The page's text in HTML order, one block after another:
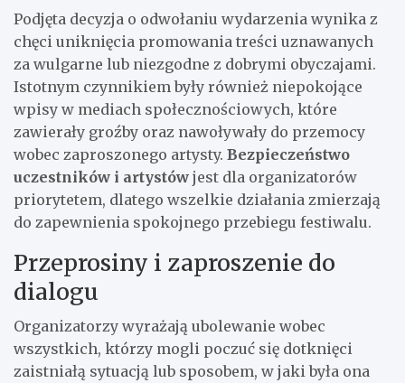
Podjęta decyzja o odwołaniu wydarzenia wynika z
chęci uniknięcia promowania treści uznawanych
za wulgarne lub niezgodne z dobrymi obyczajami.
Istotnym czynnikiem były również niepokojące
wpisy w mediach społecznościowych, które
zawierały groźby oraz nawoływały do przemocy
wobec zaproszonego artysty. Bezpieczeństwo
uczestników i artystów jest dla organizatorów
priorytetem, dlatego wszelkie działania zmierzają
do zapewnienia spokojnego przebiegu festiwalu.
Przeprosiny i zaproszenie do
dialogu
Organizatorzy wyrażają ubolewanie wobec
wszystkich, którzy mogli poczuć się dotknięci
zaistniałą sytuacją lub sposobem, w jaki była ona